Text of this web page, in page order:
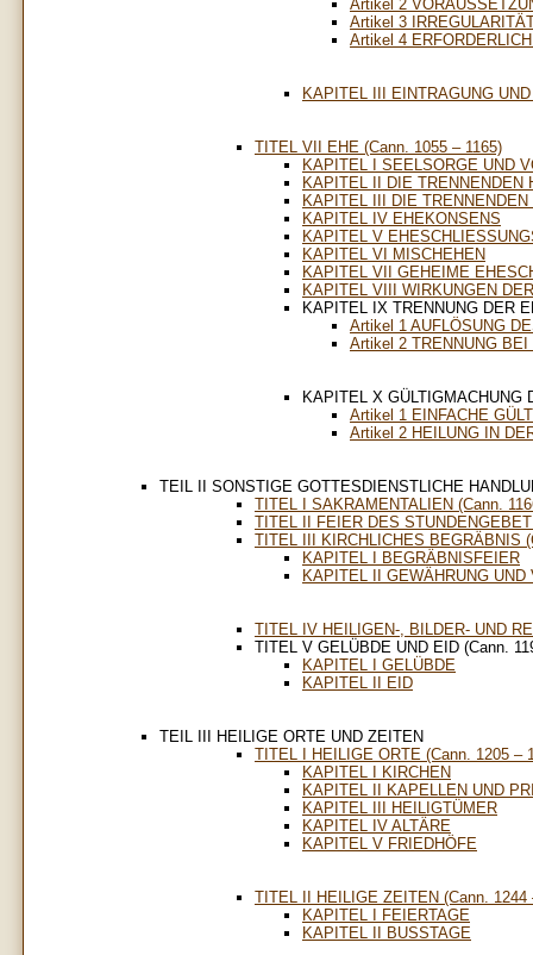
Artikel 2
Artikel 3
Artikel 4
KAPITEL III EINTRAGUNG
TITEL VII EHE (Cann. 1055 – 1165)
KAPITEL I SEELSORGE UND
KAPITEL II DIE TRENNENDEN
KAPITEL III DIE
KAPITEL IV EHEKONSENS
KAPITEL V
KAPITEL VI MISCHEHEN
KAPITEL VII GEHEIME
KAPITEL VIII WIRKUNGEN
KAPITEL IX TRENNUNG DER
Artikel 1 AUFLÖSUNG
Artikel 2 TRENNUNG
KAPITEL X GÜLTIGMACHUNG
Artikel 1 EINFACHE
Artikel 2 HEILUNG IN
TEIL II SONSTIGE GOTTESDIENSTLICHE
TITEL I SAKRAMENTALIEN (Cann.
TITEL II FEIER DES
TITEL III KIRCHLICHES BEGRÄBNIS
KAPITEL I BEGRÄBNISFEIER
KAPITEL II GEWÄHRUNG
TITEL IV HEILIGEN-, BILDER- UND
TITEL V GELÜBDE UND EID (Cann.
KAPITEL I GELÜBDE
KAPITEL II EID
TEIL III HEILIGE ORTE UND ZEITEN
TITEL I HEILIGE ORTE (Cann. 1205 –
KAPITEL I KIRCHEN
KAPITEL II KAPELLEN UND
KAPITEL III HEILIGTÜMER
KAPITEL IV ALTÄRE
KAPITEL V FRIEDHÖFE
TITEL II HEILIGE ZEITEN (Cann. 1244
KAPITEL I FEIERTAGE
KAPITEL II BUSSTAGE